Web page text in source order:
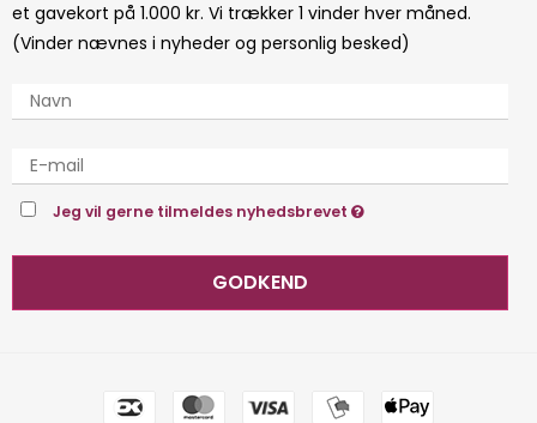
et gavekort på 1.000 kr. Vi trækker 1 vinder hver måned.
(Vinder nævnes i nyheder og personlig besked)
Jeg vil gerne tilmeldes nyhedsbrevet
GODKEND